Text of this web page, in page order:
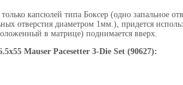
капсюлей типа Боксер (одно запальное
отверстия диаметром 1мм.), придется
в матрице) поднимается вверх.
Mauser Pacesetter 3-Die Set (90627):